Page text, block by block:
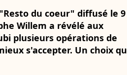
du coeur" diffusé le 9
Willem a révélé aux
plusieurs opérations de
s'accepter. Un choix